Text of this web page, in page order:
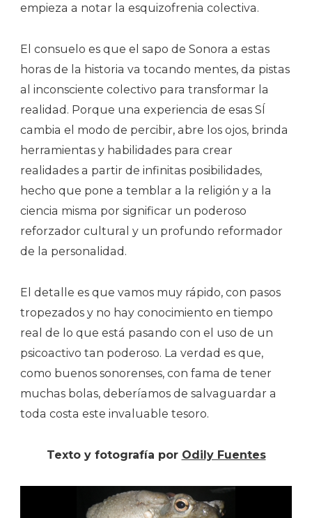
empieza a notar la esquizofrenia colectiva.
El consuelo es que el sapo de Sonora a estas
horas de la historia va tocando mentes, da pistas
al inconsciente colectivo para transformar la
realidad. Porque una experiencia de esas SÍ
cambia el modo de percibir, abre los ojos, brinda
herramientas y habilidades para crear
realidades a partir de infinitas posibilidades,
hecho que pone a temblar a la religión y a la
ciencia misma por significar un poderoso
reforzador cultural y un profundo reformador
de la personalidad.
El detalle es que vamos muy rápido, con pasos
tropezados y no hay conocimiento en tiempo
real de lo que está pasando con el uso de un
psicoactivo tan poderoso. La verdad es que,
como buenos sonorenses, con fama de tener
muchas bolas, deberíamos de salvaguardar a
toda costa este invaluable tesoro.
Texto y fotografía por Odily Fuentes